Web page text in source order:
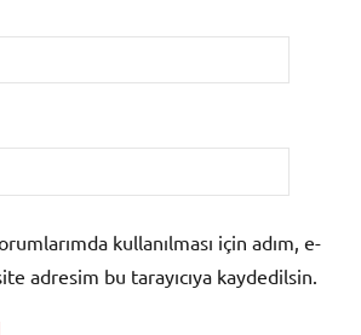
kullanılması için adım, e-
adresim bu tarayıcıya kaydedilsin.